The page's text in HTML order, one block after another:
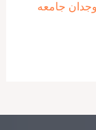
جامعه